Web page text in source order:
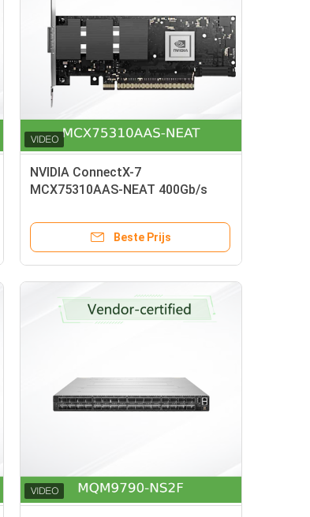
NVIDIA ConnectX-7
MCX75310AAS-NEAT 400Gb/s
Beste Prijs